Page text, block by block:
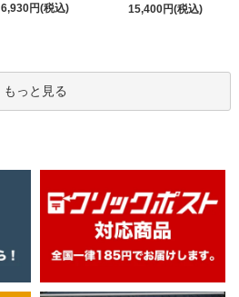
6,930円(税込)
15,400円(税込)
もっと見る